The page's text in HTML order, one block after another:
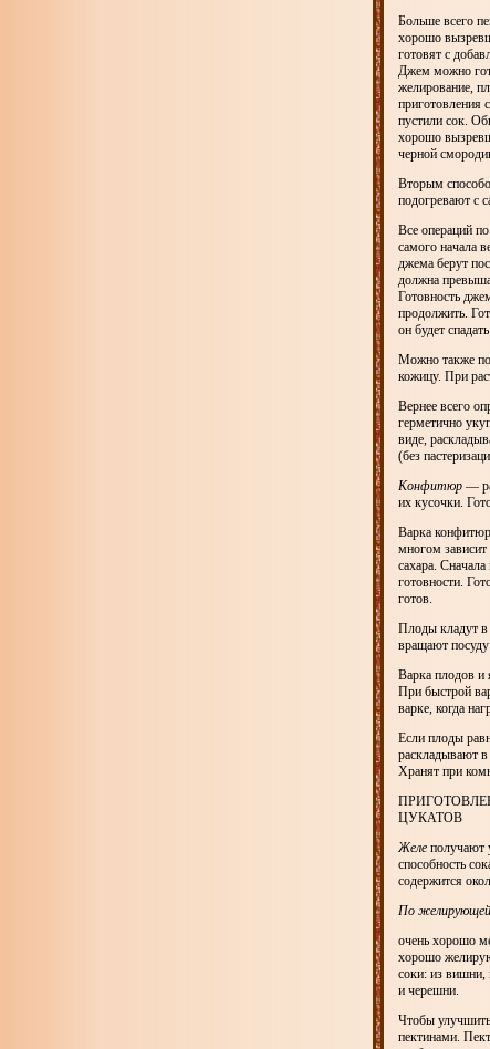
Больше всего
хорошо
готовят с
Джем можно
желирование,
приготовления
пустили сок.
хорошо
черной
Вторым
подогревают с
Все операций
самого начала
джема берут
должна
Готовность
продолжить.
он будет
Можно также
кожицу. При
Вернее всего
герметично
виде,
(без
Конфитюр —
их кусочки.
Варка
многом зависит
сахара.
готовности.
готов.
Плоды кладут в
вращают
Варка плодов и
При быстрой
варке, когда
Если плоды
раскладывают
Хранят при
ЦУКАТОВ
Желе получают
способность
содержится
По желирующей
очень хорошо
хорошо
соки: из вишни,
и черешни.
Чтобы
пектинами.